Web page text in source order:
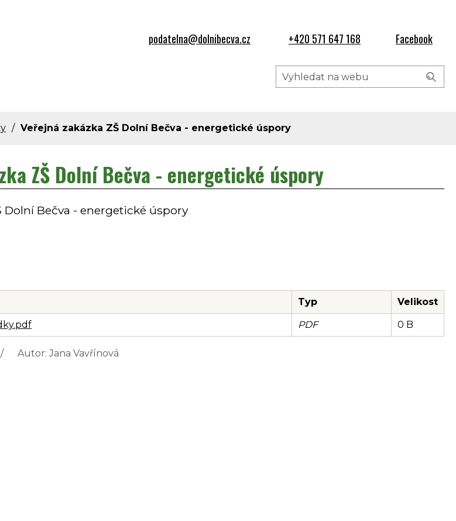
podatelna@dolnibecva.cz +420 571 647 168 Facebook
Veřejná zakázka ZŠ Dolní Bečva - energetické úspory
ZŠ Dolní Bečva - energetické úspory
Dolní Bečva - energetické úspory
Typ Velikost
PDF 0 B
Autor: Jana Vavřínová